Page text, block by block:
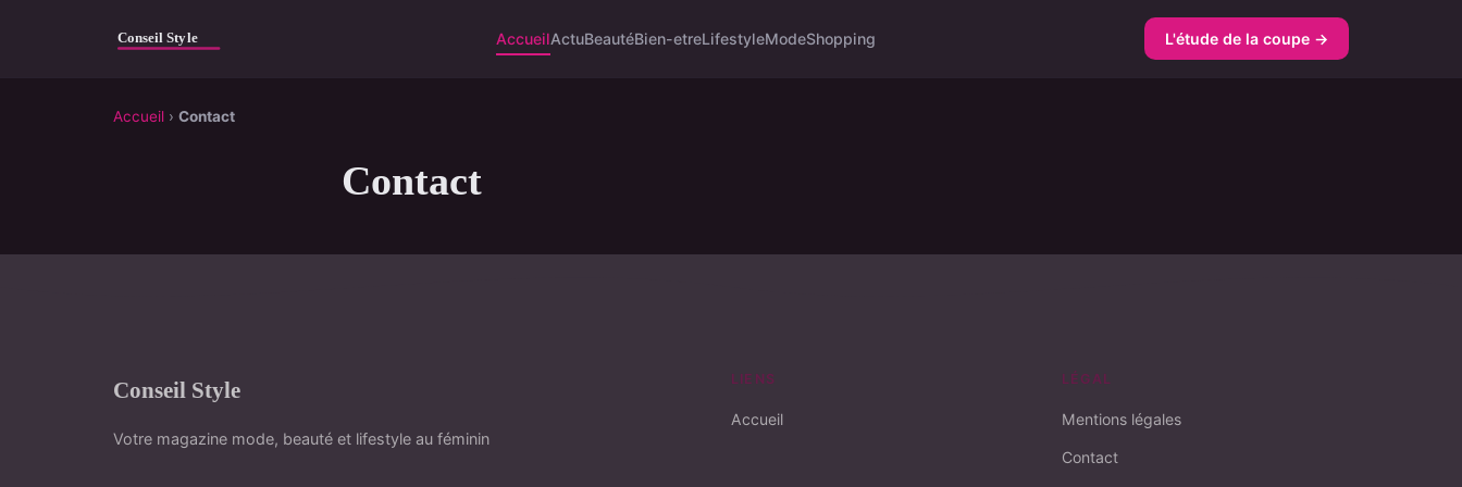
AccueilActuBeautéBien-etreLifestyleModeShopping L'étude de la coupe →
Accueil › Contact
Contact
Conseil Style
Votre magazine mode, beauté et lifestyle au féminin
LIENS
Accueil
LÉGAL
Mentions légales
Contact